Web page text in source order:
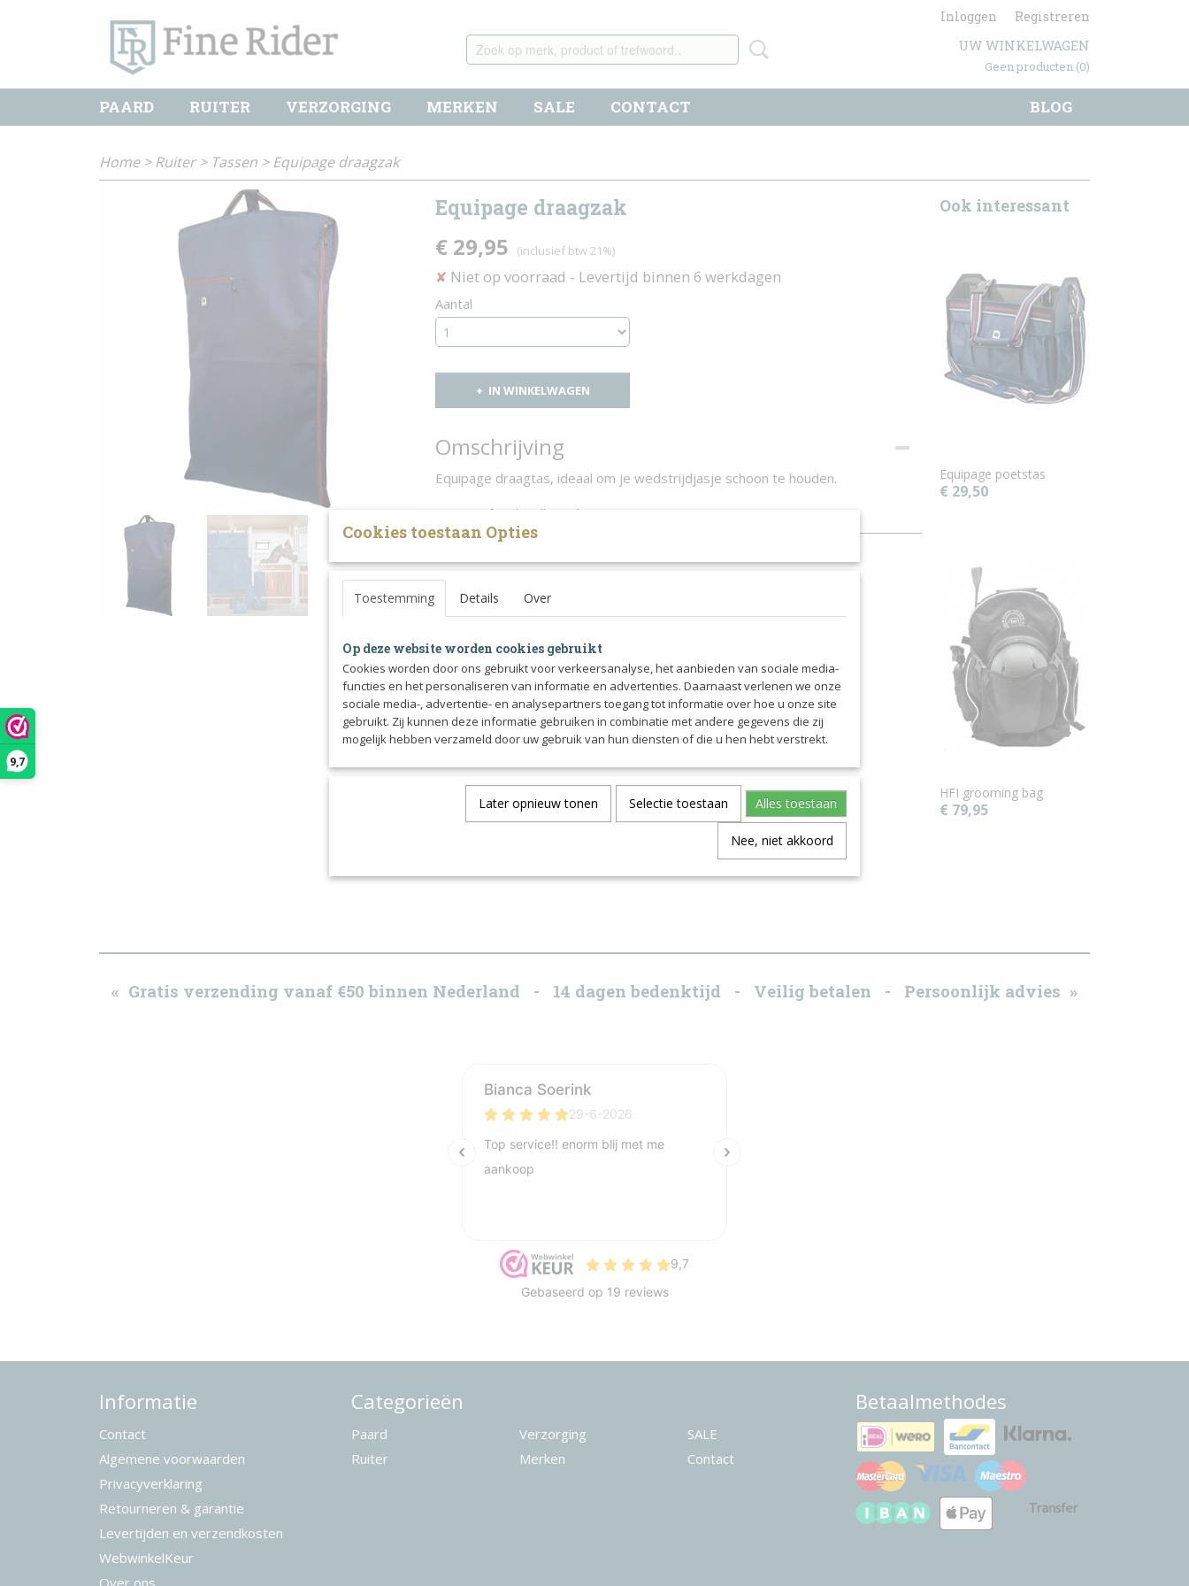
9,7
Inloggen Registreren
UW WINKELWAGEN
Geen producten (0)
BLOG
PAARD RUITER VERZORGING MERKEN SALE CONTACT
Home>Ruiter> Tassen >Equipage draagzak
Equipage draagzak
€ 29,95 (inclusief btw 21%)
✘ Niet op voorraad - Levertijd binnen 6 werkdagen
Aantal
IN WINKELWAGEN
Omschrijving
Equipage draagtas, ideaal om je wedstrijdjasje schoon te houden.
Past perfect bij alle andere Equipage tassen.
Ook interessant
Equipage poetstas
€ 29,50
HFI grooming bag
€ 79,95
« Gratis verzending vanaf €50 binnen Nederland - 14 dagen bedenktijd - Veilig betalen - Persoonlijk advies »
Informatie
Contact
Algemene voorwaarden
Privacyverklaring
Retourneren & garantie
Levertijden en verzendkosten
WebwinkelKeur
Over ons
Categorieën
Paard
Ruiter
Verzorging
Merken
SALE
Contact
Betaalmethodes
Cookies toestaan Opties
Toestemming Details Over
Op deze website worden cookies gebruikt
Cookies worden door ons gebruikt voor verkeersanalyse, het aanbieden van sociale media-
functies en het personaliseren van informatie en advertenties. Daarnaast verlenen we onze
sociale media-, advertentie- en analysepartners toegang tot informatie over hoe u onze site
gebruikt. Zij kunnen deze informatie gebruiken in combinatie met andere gegevens die zij
mogelijk hebben verzameld door uw gebruik van hun diensten of die u hen hebt verstrekt.
Later opnieuw tonen Selectie toestaan Alles toestaan
Nee, niet akkoord